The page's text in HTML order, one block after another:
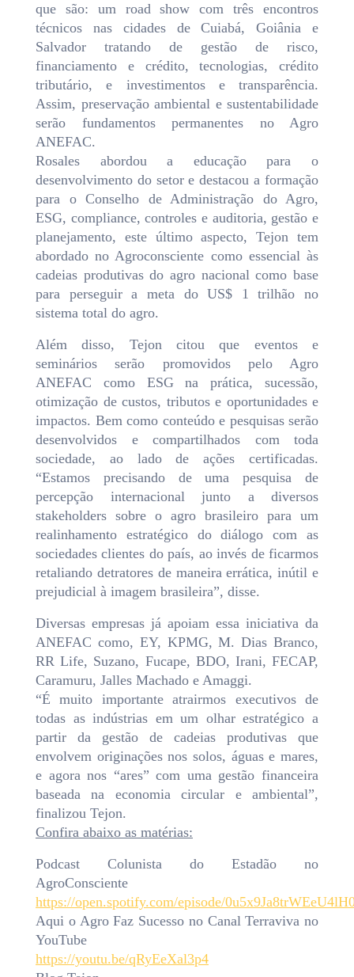
que são: um road show com três encontros
técnicos nas cidades de Cuiabá, Goiânia e
Salvador tratando de gestão de risco,
financiamento e crédito, tecnologias, crédito
tributário, e investimentos e transparência.
Assim, preservação ambiental e sustentabilidade
serão fundamentos permanentes no Agro
ANEFAC.
Rosales abordou a educação para o
desenvolvimento do setor e destacou a formação
para o Conselho de Administração do Agro,
ESG, compliance, controles e auditoria, gestão e
planejamento, este último aspecto, Tejon tem
abordado no Agroconsciente como essencial às
cadeias produtivas do agro nacional como base
para perseguir a meta do US$ 1 trilhão no
sistema total do agro.
Além disso, Tejon citou que eventos e
seminários serão promovidos pelo Agro
ANEFAC como ESG na prática, sucessão,
otimização de custos, tributos e oportunidades e
impactos. Bem como conteúdo e pesquisas serão
desenvolvidos e compartilhados com toda
sociedade, ao lado de ações certificadas.
“Estamos precisando de uma pesquisa de
percepção internacional junto a diversos
stakeholders sobre o agro brasileiro para um
realinhamento estratégico do diálogo com as
sociedades clientes do país, ao invés de ficarmos
retaliando detratores de maneira errática, inútil e
prejudicial à imagem brasileira”, disse.
Diversas empresas já apoiam essa iniciativa da
ANEFAC como, EY, KPMG, M. Dias Branco,
RR Life, Suzano, Fucape, BDO, Irani, FECAP,
Caramuru, Jalles Machado e Amaggi.
“É muito importante atrairmos executivos de
todas as indústrias em um olhar estratégico a
partir da gestão de cadeias produtivas que
envolvem originações nos solos, águas e mares,
e agora nos “ares” com uma gestão financeira
baseada na economia circular e ambiental”,
finalizou Tejon.
Confira abaixo as matérias:
Podcast Colunista do Estadão no
AgroConsciente
https://open.spotify.com/episode/
Aqui o Agro Faz Sucesso no Canal Terraviva no
YouTube
https://youtu.be/qRyEeXal3p4